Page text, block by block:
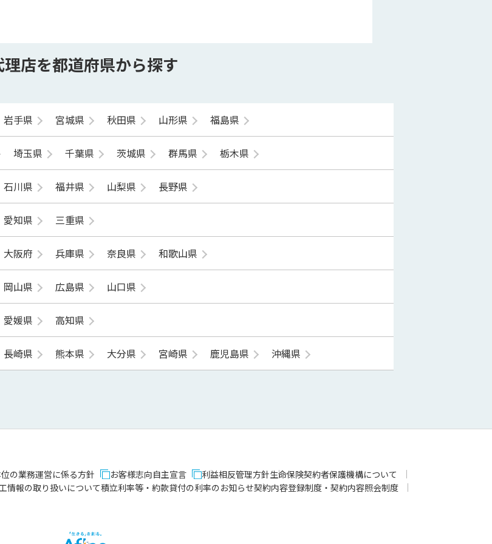
理店を都道府県から探す
岩手県 宮城県 秋田県 山形県 福島県
埼玉県 千葉県 茨城県 群馬県 栃木県
石川県 福井県 山梨県 長野県
愛知県 三重県
大阪府 兵庫県 奈良県 和歌山県
岡山県 広島県 山口県
愛媛県 高知県
長崎県 熊本県 大分県 宮崎県 鹿児島県 沖縄県
の業務運営に係る方針 お客様志向自主宣言 利益相反管理方針生命保険契約者保護機構について
情報の取り扱いについて積立利率等・約款貸付の利率のお知らせ契約内容登録制度・契約内容照会制度